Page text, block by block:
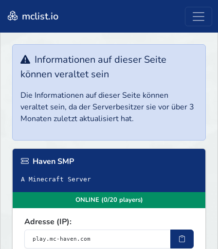
mclist.io
Informationen auf dieser Seite
können veraltet sein
Die Informationen auf dieser Seite können
veraltet sein, da der Serverbesitzer sie vor über 3
Monaten zuletzt aktualisiert hat.
Haven SMP
A Minecraft Server
ONLINE (0/20 players)
Adresse (IP):